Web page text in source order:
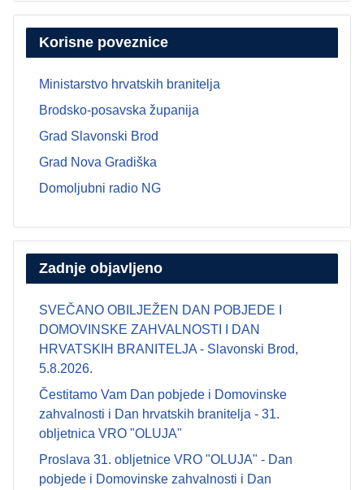
Korisne poveznice
Ministarstvo hrvatskih branitelja
Brodsko-posavska županija
Grad Slavonski Brod
Grad Nova Gradiška
Domoljubni radio NG
Zadnje objavljeno
SVEČANO OBILJEŽEN DAN POBJEDE I
DOMOVINSKE ZAHVALNOSTI I DAN
HRVATSKIH BRANITELJA - Slavonski Brod,
5.8.2026.
Čestitamo Vam Dan pobjede i Domovinske
zahvalnosti i Dan hrvatskih branitelja - 31.
obljetnica VRO "OLUJA"
Proslava 31. obljetnice VRO "OLUJA" - Dan
pobjede i Domovinske zahvalnosti i Dan